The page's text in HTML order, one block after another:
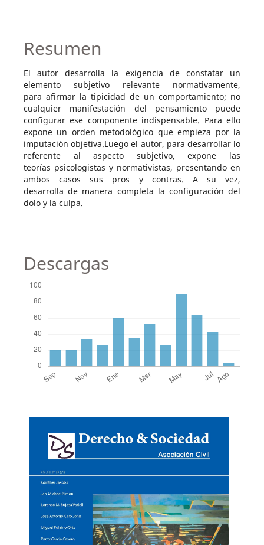
Resumen
El autor desarrolla la exigencia de constatar un
elemento subjetivo relevante normativamente,
para afirmar la tipicidad de un comportamiento; no
cualquier manifestación del pensamiento puede
configurar ese componente indispensable. Para ello
expone un orden metodológico que empieza por la
imputación objetiva.Luego el autor, para desarrollar lo
referente al aspecto subjetivo, expone las
teorías psicologistas y normativistas, presentando en
ambos casos sus pros y contras. A su vez,
desarrolla de manera completa la configuración del
dolo y la culpa.
Descargas